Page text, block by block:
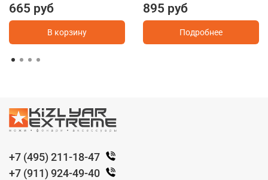
665 руб
В корзину
895 руб
Подробнее
+7 (495) 211-18-47
+7 (911) 924-49-40